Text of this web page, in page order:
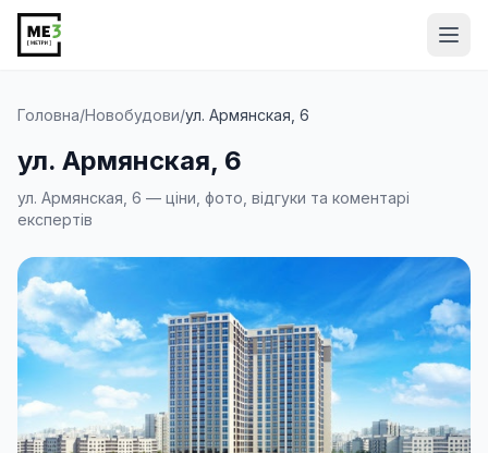
Головна/Новобудови/ул. Армянская, 6
ул. Армянская, 6
ул. Армянская, 6 — ціни, фото, відгуки та коментарі
експертів